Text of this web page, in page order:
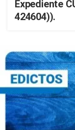
Expediente
424604)).